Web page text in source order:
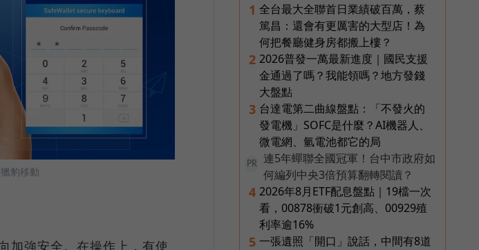
豹移動
加強安全。在操作上，有使
1 全台最大全聯首日業績破百萬，蔡
篤昌：還會有更厲害的大型店！為
何把餐廳健身房都搬上樓？
2 2026普發一萬最新進度｜國民支援
金通過了嗎？我能領嗎？地方發錢
大盤點
3 台達電第二曲線盤點：「不發火的
發電機」SOFC是什麼？AI機器人、
微電網、氫電池都它的局
PR
連5年蟬聯全國冠軍！台中市政府如
何編列中央3倍預算翻轉閱讀？
4 2026年8月ETF配息盤點｜19檔一次
看，00878衝破1元創高、00929殖
利率逾16%
5 一張遺照「開口」說話，中間有8道